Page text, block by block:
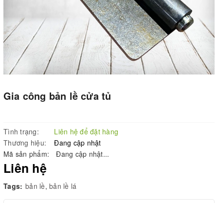
Gia công bản lề cửa tủ
Tình trạng:
Liên hệ để đặt hàng
Thương hiệu:
Đang cập nhật
Mã sản phẩm:
Đang cập nhật...
Liên hệ
Tags: bản lề, bản lề lá